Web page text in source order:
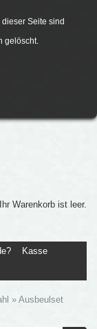
Seite sind
gelöscht.
Ihr Warenkorb ist leer.
Kasse
»Ausbeulset